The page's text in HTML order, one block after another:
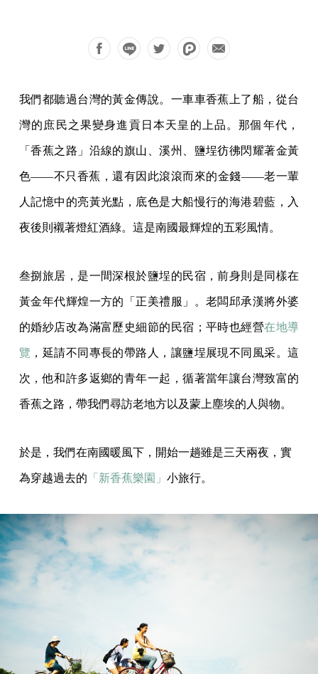
我們都聽過台灣的黃金傳說。一車車香蕉上了船，從台
灣的庶民之果變身進貢日本天皇的上品。那個年代，
「香蕉之路」沿線的旗山、溪州、鹽埕彷彿閃耀著金黃
色——不只香蕉，還有因此滾滾而來的金錢——老一輩
人記憶中的亮黃光點，底色是大船慢行的海港碧藍，入
夜後則襯著燈紅酒綠。這是南國最輝煌的五彩風情。
叁捌旅居，是一間深根於鹽埕的民宿，前身則是同樣在
黃金年代輝煌一方的「正美禮服」。老闆邱承漢將外婆
的婚紗店改為滿富歷史細節的民宿；平時也經營在地導
覽 ，延請不同專長的帶路人，讓鹽埕展現不同風采。這
次，他和許多返鄉的青年一起，循著當年讓台灣致富的
香蕉之路，帶我們尋訪老地方以及蒙上塵埃的人與物。
於是，我們在南國暖風下，開始一趟雖是三天兩夜，實
為穿越過去的 「新香蕉樂園」 小旅行。